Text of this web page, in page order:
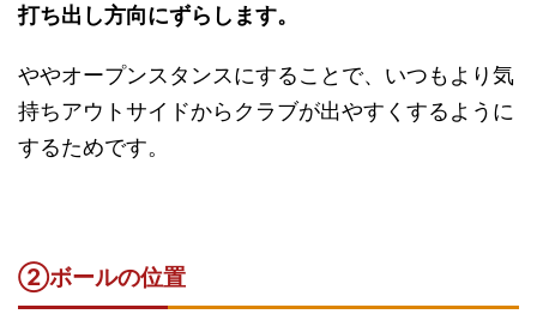
打ち出し方向にずらします。
ややオープンスタンスにすることで、いつもより気
持ちアウトサイドからクラブが出やすくするように
するためです。
②ボールの位置